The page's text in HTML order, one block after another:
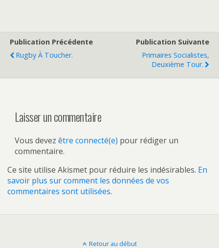
Publication Précédente
Rugby À Toucher.
Publication Suivante
Primaires Socialistes,
Deuxième Tour.
Laisser un commentaire
Vous devez être connecté(e) pour rédiger un
commentaire.
Ce site utilise Akismet pour réduire les indésirables. En
savoir plus sur comment les données de vos
commentaires sont utilisées.
Retour au début